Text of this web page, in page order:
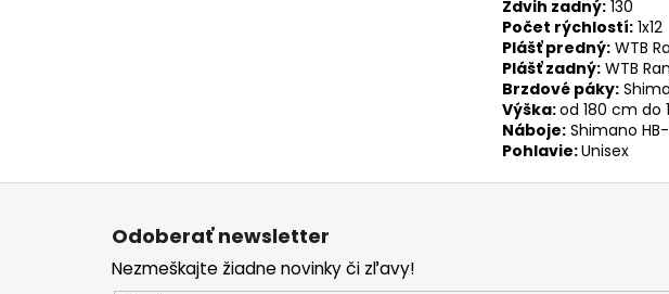
Zdvih zadný: 130
Počet rýchlostí: 1x12
Plášť predný: WTB
Plášť zadný: WTB
Brzdové páky:
Výška:od 180 cm do
Náboje: Shimano
Pohlavie:Unisex
Z
Odoberať newsletter
Nezmeškajte žiadne novinky či zľavy!